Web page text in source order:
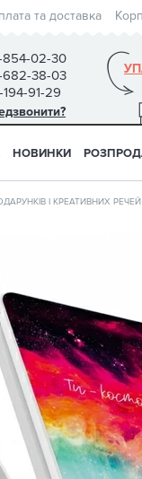
та доставка
02-30
38-03
91-29
НОВИНКИ
І КРЕАТИВНИХ РЕЧЕЙ